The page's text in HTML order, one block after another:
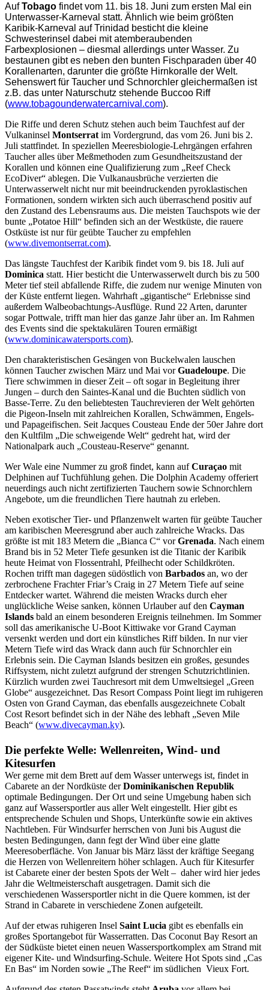
AufTobago findet vom 11. bis 18. Juni zum ersten Mal ein
Unterwasser-Karneval statt. Ähnlich wie beim größten
Karibik-Karneval auf Trinidad besticht die kleine
Schwesterinsel dabei mit atemberaubenden
Farbexplosionen – diesmal allerdings unter Wasser. Zu
bestaunen gibt es neben den bunten Fischparaden über 40
Korallenarten, darunter die größte Hirnkoralle der Welt.
Sehenswert für Taucher und Schnorchler gleichermaßen ist
z.B. das unter Naturschutz stehende Buccoo Riff
(www.tobagounderwatercarnival.com).
Die Riffe und deren Schutz stehen auch beim Tauchfest auf der
Vulkaninsel Montserrat im Vordergrund, das vom 26. Juni bis 2.
Juli stattfindet. In speziellen Meeresbiologie-Lehrgängen erfahren
Taucher alles über Meßmethoden zum Gesundheitszustand der
Korallen und können eine Qualifizierung zum „Reef Check
EcoDiver“ ablegen. Die Vulkanausbrüche verzierten die
Unterwasserwelt nicht nur mit beeindruckenden pyroklastischen
Formationen, sondern wirkten sich auch überraschend positiv auf
den Zustand des Lebensraums aus. Die meisten Tauchspots wie der
bunte „Potatoe Hill“ befinden sich an der Westküste, die rauere
Ostküste ist nur für geübte Taucher zu empfehlen
(www.divemontserrat.com).
Das längste Tauchfest der Karibik findet vom 9. bis 18. Juli auf
Dominica statt. Hier besticht die Unterwasserwelt durch bis zu 500
Meter tief steil abfallende Riffe, die zudem nur wenige Minuten von
der Küste entfernt liegen. Wahrhaft „gigantische“ Erlebnisse sind
außerdem Walbeobachtungs-Ausflüge. Rund 22 Arten, darunter
sogar Pottwale, trifft man hier das ganze Jahr über an. Im Rahmen
des Events sind die spektakulären Touren ermäßigt
(www.dominicawatersports.com).
Den charakteristischen Gesängen von Buckelwalen lauschen
können Taucher zwischen März und Mai vorGuadeloupe. Die
Tiere schwimmen in dieser Zeit – oft sogar in Begleitung ihrer
Jungen – durch den Saintes-Kanal und die Buchten südlich von
Basse-Terre. Zu den beliebtesten Tauchrevieren der Welt gehörten
die Pigeon-Inseln mit zahlreichen Korallen, Schwämmen, Engels-
und Papageifischen. Seit Jacques Cousteau Ende der 50er Jahre dort
den Kultfilm „Die schweigende Welt“ gedreht hat, wird der
Nationalpark auch „Cousteau-Reserve“ genannt.
Wer Wale eine Nummer zu groß findet, kann aufCuraçao mit
Delphinen auf Tuchfühlung gehen. Die Dolphin Academy offeriert
neuerdings auch nicht zertifizierten Tauchern sowie Schnorchlern
Angebote, um die freundlichen Tiere hautnah zu erleben.
Neben exotischer Tier- und Pflanzenwelt warten für geübte Taucher
am karibischen Meeresgrund aber auch zahlreiche Wracks. Das
größte ist mit 183 Metern die „Bianca C“ vorGrenada. Nach einem
Brand bis in 52 Meter Tiefe gesunken ist die Titanic der Karibik
heute Heimat von Flossentrahl, Pfeilhecht oder Schildkröten.
Rochen trifft man dagegen südöstlich von Barbados an, wo der
zerbrochene Frachter Friar’s Craig in 27 Metern Tiefe auf seine
Entdecker wartet. Während die meisten Wracks durch eher
unglückliche Weise sanken, können Urlauber auf den Cayman
Islands bald an einem besonderen Ereignis teilnehmen. Im Sommer
soll das amerikanische U-Boot Kittiwake vor Grand Cayman
versenkt werden und dort ein künstliches Riff bilden. In nur vier
Metern Tiefe wird das Wrack dann auch für Schnorchler ein
Erlebnis sein. Die Cayman Islands besitzen ein großes, gesundes
Riffsystem, nicht zuletzt aufgrund der strengen Schutzrichtlinien.
Kürzlich wurden zwei Tauchresort mit dem Umweltsiegel „Green
Globe“ ausgezeichnet. Das Resort Compass Point liegt im ruhigeren
Osten von Grand Cayman, das ebenfalls ausgezeichnete Cobalt
Cost Resort befindet sich in der Nähe des lebhaft „Seven Mile
Beach“ (www.divecayman.ky).
Die perfekte Welle: Wellenreiten, Wind- und
Kitesurfen
Wer gerne mit dem Brett auf dem Wasser unterwegs ist, findet in
Cabarete an der Nordküste derDominikanischen Republik
optimale Bedingungen. Der Ort und seine Umgebung haben sich
ganz auf Wassersportler aus aller Welt eingestellt. Hier gibt es
entsprechende Schulen und Shops, Unterkünfte sowie ein aktives
Nachtleben. Für Windsurfer herrschen von Juni bis August die
besten Bedingungen, dann fegt der Wind über eine glatte
Meeresoberfläche. Von Januar bis März lässt der kräftige Seegang
die Herzen von Wellenreitern höher schlagen. Auch für Kitesurfer
ist Cabarete einer der besten Spots der Welt – daher wird hier jedes
Jahr die Weltmeisterschaft ausgetragen. Damit sich die
verschiedenen Wassersportler nicht in die Quere kommen, ist der
Strand in Cabarete in verschiedene Zonen aufgeteilt.
Auf der etwas ruhigeren Insel Saint Lucia gibt es ebenfalls ein
großes Sportangebot für Wasserratten. Das Coconut Bay Resort an
der Südküste bietet einen neuen Wassersportkomplex am Strand mit
eigener Kite- und Windsurfing-Schule. Weitere Hot Spots sind „Cas
En Bas“ im Norden sowie „The Reef“ im südlichen Vieux Fort.